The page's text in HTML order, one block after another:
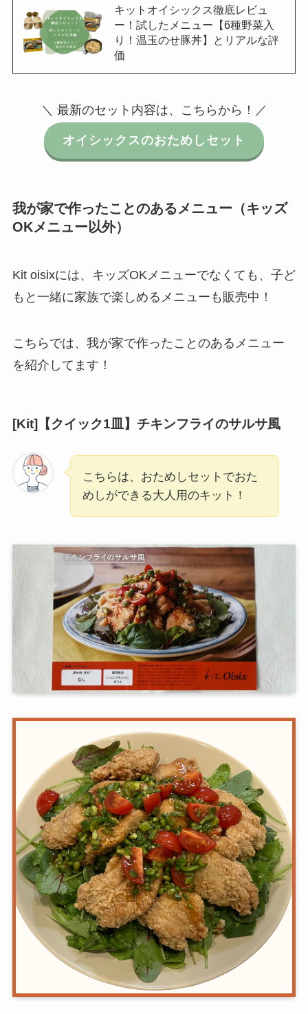
キットオイシックス徹底レビュ
ー！試したメニュー【6種野菜入
り！温玉のせ豚丼】とリアルな評
価
＼ 最新のセット内容は、こちらから！／
オイシックスのおためしセット
我が家で作ったことのあるメニュー（キッズ
OKメニュー以外）
Kit oisixには、キッズOKメニューでなくても、子ど
もと一緒に家族で楽しめるメニューも販売中！
こちらでは、我が家で作ったことのあるメニュー
を紹介してます！
[Kit]【クイック1皿】チキンフライのサルサ風
こちらは、おためしセットでおた
めしができる大人用のキット！